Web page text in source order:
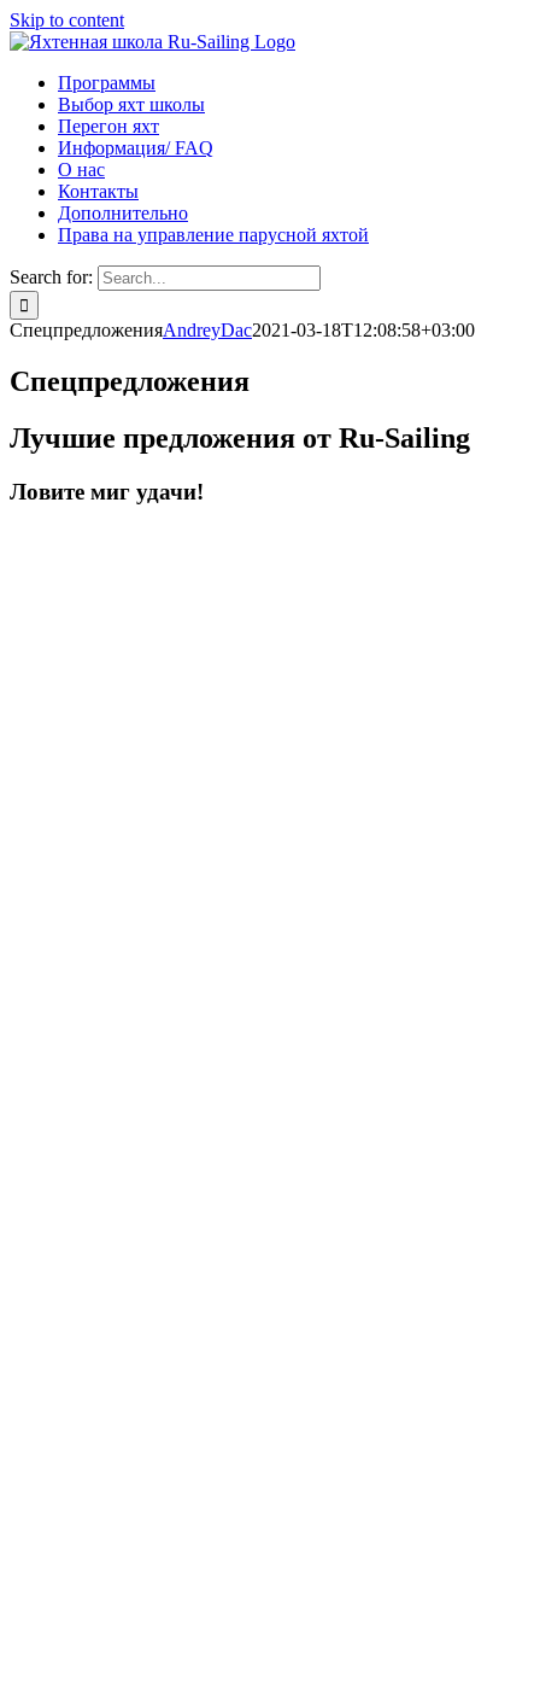
Skip to content
Программы
Выбор яхт школы
Перегон яхт
Информация/ FAQ
О нас
Контакты
Дополнительно
Права на управление парусной яхтой
Search for:
СпецпредложенияAndreyDac2021-03-18T12:08:58+03:00
Спецпредложения
Лучшие предложения от Ru-Sailing
Ловите миг удачи!